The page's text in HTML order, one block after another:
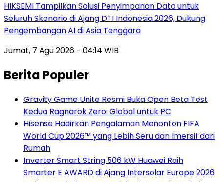
HIKSEMI Tampilkan Solusi Penyimpanan Data untuk
Seluruh Skenario di Ajang DTI Indonesia 2026, Dukung
Pengembangan AI di Asia Tenggara
Jumat, 7 Agu 2026 - 04:14 WIB
Berita Populer
Gravity Game Unite Resmi Buka Open Beta Test
Kedua Ragnarok Zero: Global untuk PC
Hisense Hadirkan Pengalaman Menonton FIFA
World Cup 2026™ yang Lebih Seru dan Imersif dari
Rumah
Inverter Smart String 506 kW Huawei Raih
Smarter E AWARD di Ajang Intersolar Europe 2026